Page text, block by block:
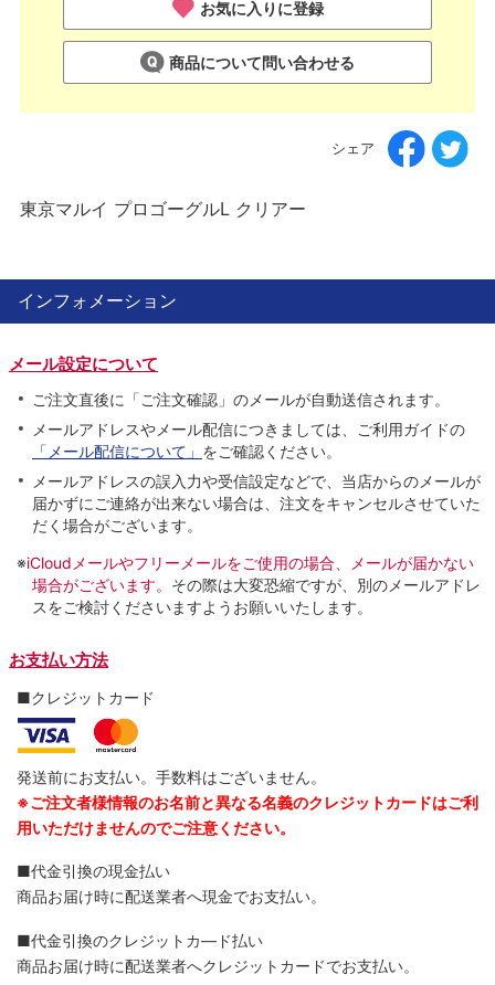
お気に入りに登録
商品について問い合わせる
シェア
東京マルイ プロゴーグルL クリアー
インフォメーション
メール設定について
ご注文直後に「ご注文確認」のメールが自動送信されます。
メールアドレスやメール配信につきましては、ご利用ガイドの
「メール配信について」 をご確認ください。
メールアドレスの誤入力や受信設定などで、当店からのメールが
届かずにご連絡が出来ない場合は、注文をキャンセルさせていた
だく場合がございます。
※iCloudメールやフリーメールをご使用の場合、メールが届かない
場合がございます。 その際は大変恐縮ですが、別のメールアドレ
スをご検討くださいますようお願いいたします。
お支払い方法
■クレジットカード
発送前にお支払い。手数料はございません。
※ご注文者様情報のお名前と異なる名義のクレジットカードはご利
用いただけませんのでご注意ください。
■代金引換の現金払い
商品お届け時に配送業者へ現金でお支払い。
■代金引換のクレジットカ―ド払い
商品お届け時に配送業者へクレジットカードでお支払い。